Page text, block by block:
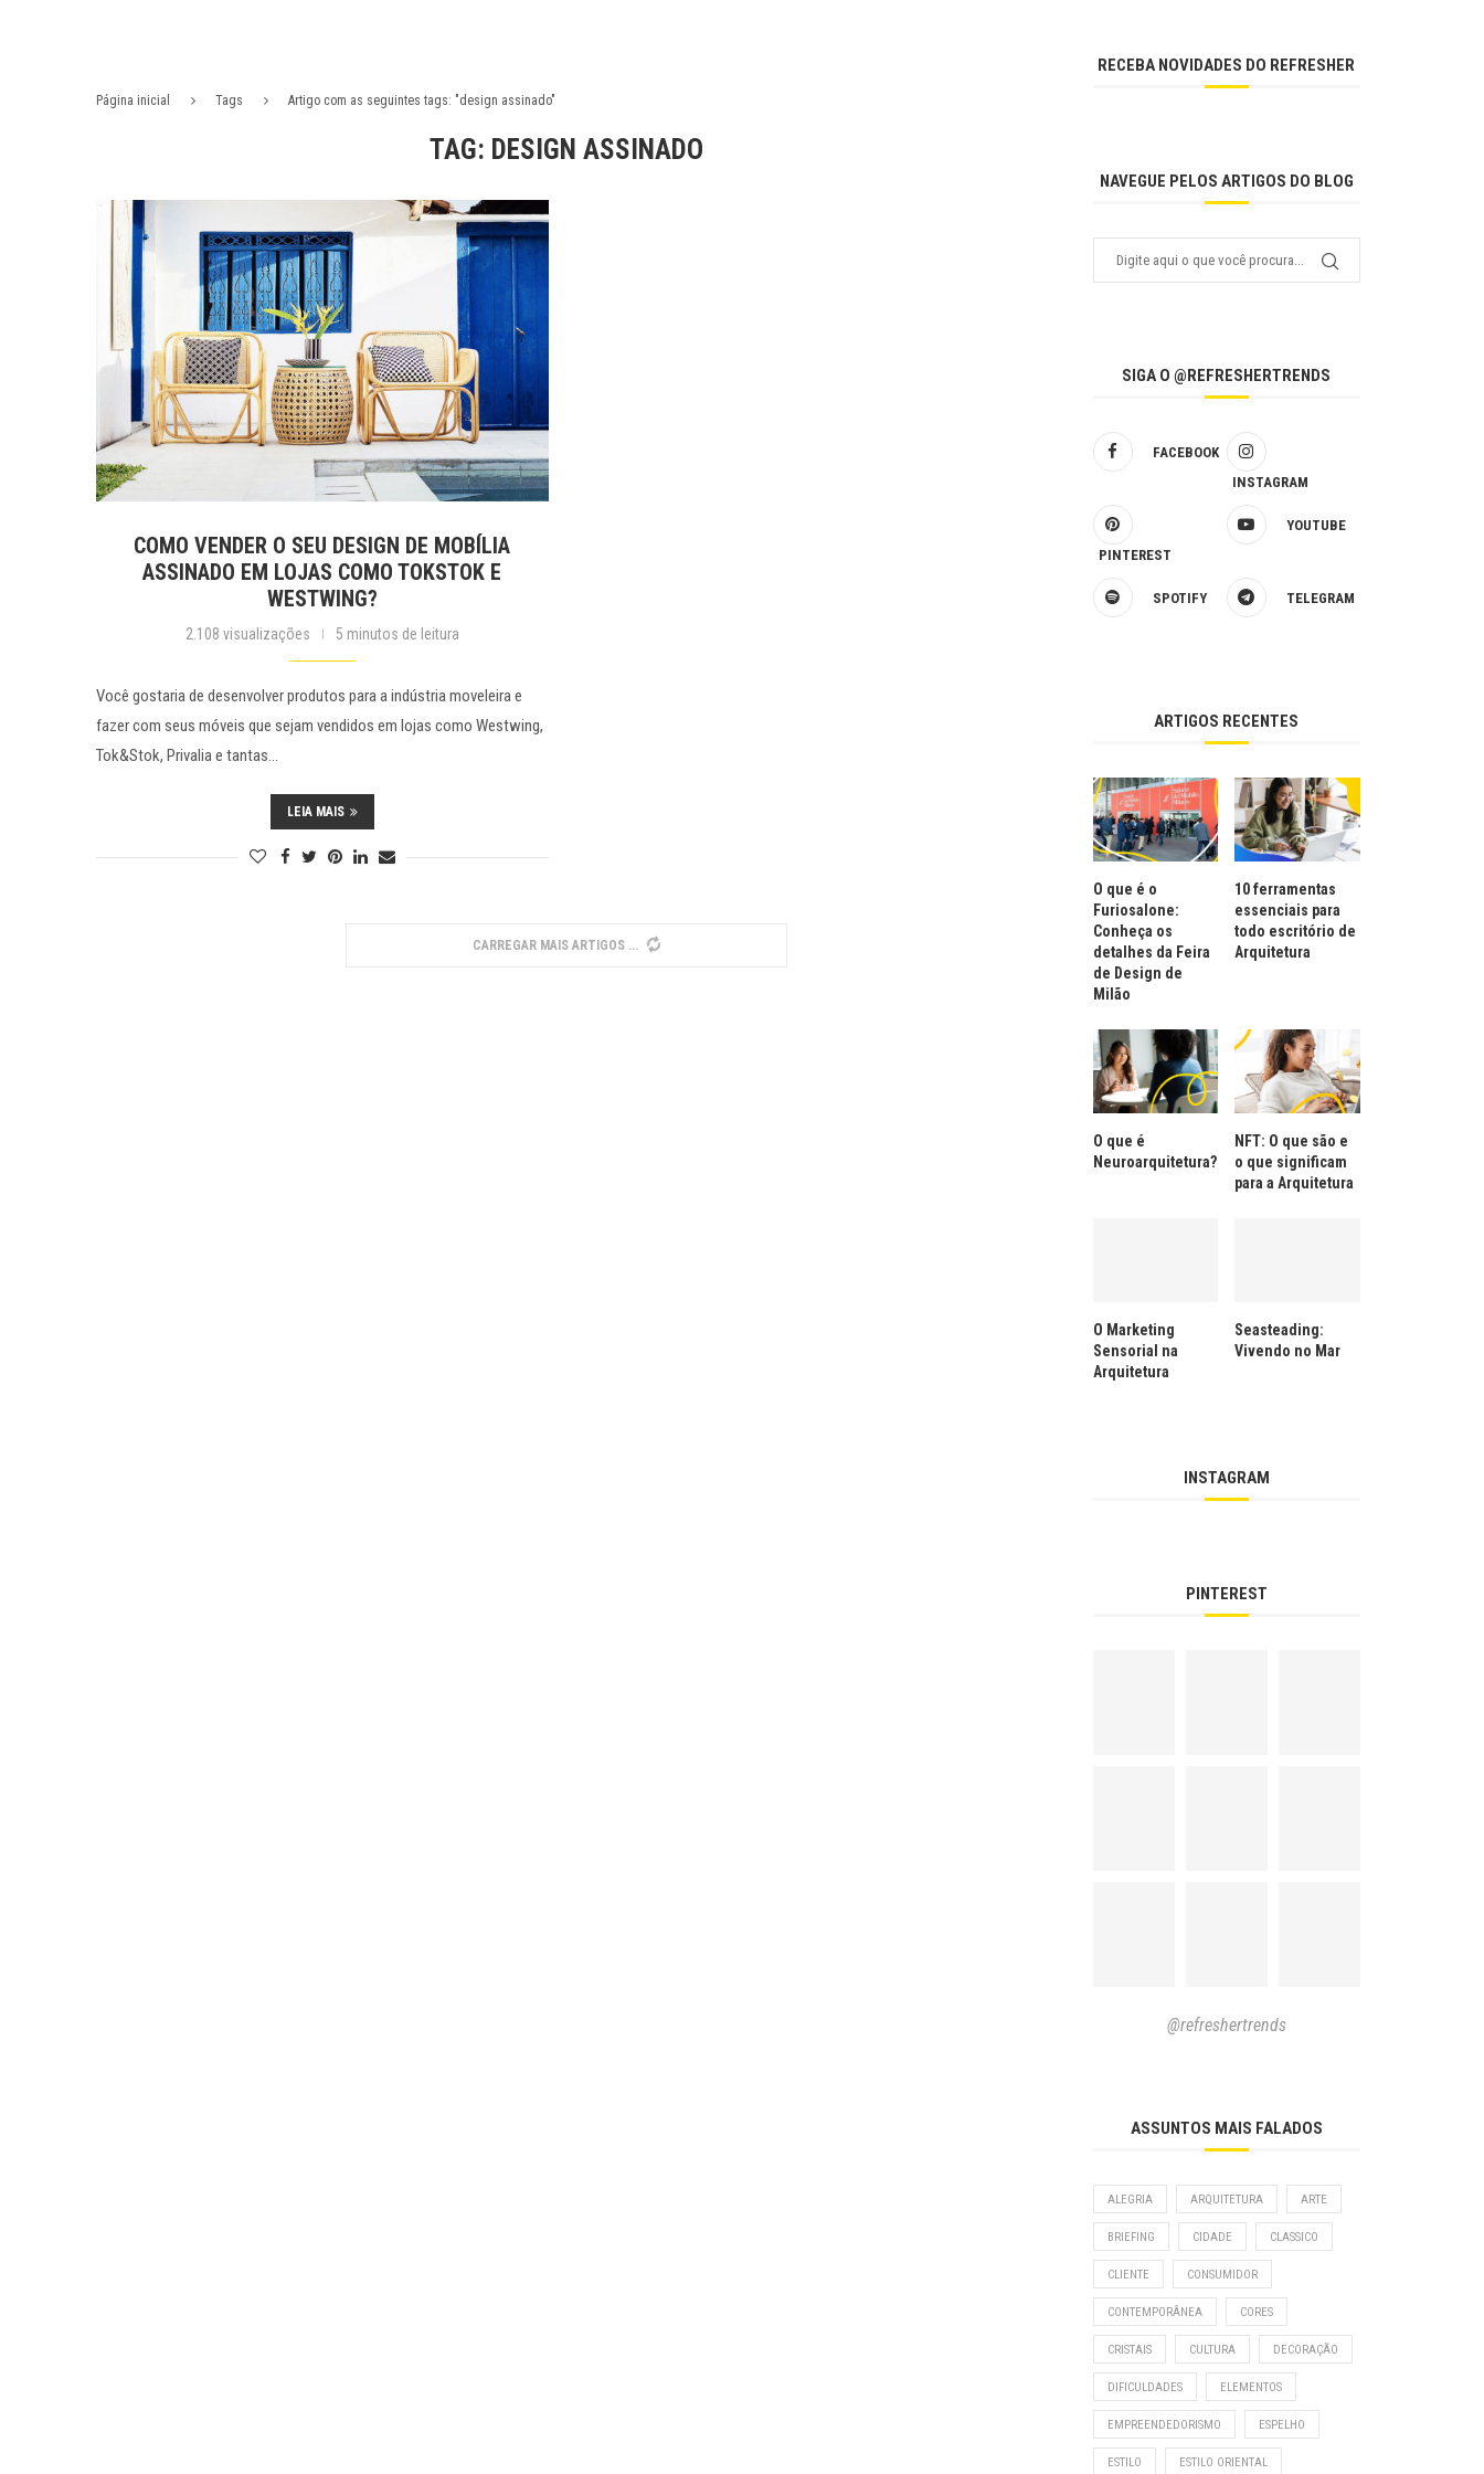
Página inicial Tags Artigo com as seguintes tags: "design assinado"
TAG: DESIGN ASSINADO
COMO VENDER O SEU DESIGN DE MOBÍLIA
ASSINADO EM LOJAS COMO TOKSTOK E
WESTWING?
2.108 visualizações 5 minutos de leitura
Você gostaria de desenvolver produtos para a indústria moveleira e
fazer com seus móveis que sejam vendidos em lojas como Westwing,
Tok&Stok, Privalia e tantas…
LEIA MAIS
CARREGAR MAIS ARTIGOS
RECEBA NOVIDADES DO REFRESHER
NAVEGUE PELOS ARTIGOS DO BLOG
SIGA O @REFRESHERTRENDS
FACEBOOK
INSTAGRAM
PINTEREST
YOUTUBE
SPOTIFY TELEGRAM
ARTIGOS RECENTES
O que é o
Furiosalone:
Conheça os
detalhes da Feira
de Design de
Milão
10 ferramentas
essenciais para
todo escritório de
Arquitetura
O que é
Neuroarquitetura?
NFT: O que são e
o que significam
para a Arquitetura
O Marketing
Sensorial na
Arquitetura
Seasteading:
Vivendo no Mar
INSTAGRAM
PINTEREST
@refreshertrends
ASSUNTOS MAIS FALADOS
ALEGRIA ARQUITETURA ARTE
BRIEFING CIDADE CLASSICO
CLIENTE CONSUMIDOR
CONTEMPORÂNEA CORES
CRISTAIS CULTURA DECORAÇÃO
DIFICULDADES ELEMENTOS
EMPREENDEDORISMO ESPELHO
ESTILO ESTILO ORIENTAL